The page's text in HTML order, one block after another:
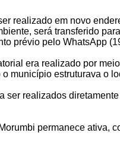
realizado em novo
será transferido
prévio pelo WhatsApp
era realizado por
município estruturava o
realizados
permanece ativa,